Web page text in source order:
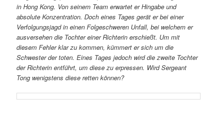
in Hong Kong. Von seinem Team erwartet er Hingabe und
absolute Konzentration. Doch eines Tages gerät er bei einer
Verfolgungsjagd in einen Folgeschweren Unfall, bei welchem er
ausversehen die Tochter einer Richterin erschießt. Um mit
diesem Fehler klar zu kommen, kümmert er sich um die
Schwester der toten. Eines Tages jedoch wird die zweite Tochter
der Richterin entführt, um diese zu erpressen. Wird Sergeant
Tong wenigstens diese retten können?